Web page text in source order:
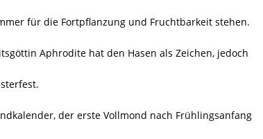
für die Fortpflanzung und Fruchtbarkeit stehen.
Aphrodite hat den Hasen als Zeichen, jedoch
der erste Vollmond nach Frühlingsanfang